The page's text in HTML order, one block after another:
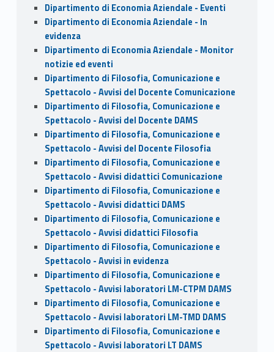
Dipartimento di Economia Aziendale - Eventi
Dipartimento di Economia Aziendale - In
evidenza
Dipartimento di Economia Aziendale - Monitor
notizie ed eventi
Dipartimento di Filosofia, Comunicazione e
Spettacolo - Avvisi del Docente Comunicazione
Dipartimento di Filosofia, Comunicazione e
Spettacolo - Avvisi del Docente DAMS
Dipartimento di Filosofia, Comunicazione e
Spettacolo - Avvisi del Docente Filosofia
Dipartimento di Filosofia, Comunicazione e
Spettacolo - Avvisi didattici Comunicazione
Dipartimento di Filosofia, Comunicazione e
Spettacolo - Avvisi didattici DAMS
Dipartimento di Filosofia, Comunicazione e
Spettacolo - Avvisi didattici Filosofia
Dipartimento di Filosofia, Comunicazione e
Spettacolo - Avvisi in evidenza
Dipartimento di Filosofia, Comunicazione e
Spettacolo - Avvisi laboratori LM-CTPM DAMS
Dipartimento di Filosofia, Comunicazione e
Spettacolo - Avvisi laboratori LM-TMD DAMS
Dipartimento di Filosofia, Comunicazione e
Spettacolo - Avvisi laboratori LT DAMS